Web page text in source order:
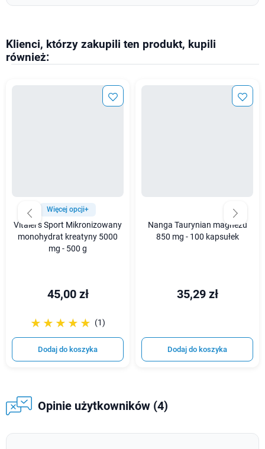
Klienci, którzy zakupili ten produkt, kupili
również:
Więcej opcji+
Vitaler's Sport Mikronizowany
monohydrat kreatyny 5000
mg - 500 g
45,00 zł
☆☆☆☆☆
★★★★★ (1)
Dodaj do koszyka
Nanga Taurynian magnezu
850 mg - 100 kapsułek
35,29 zł
Dodaj do koszyka
Opinie użytkowników (4)